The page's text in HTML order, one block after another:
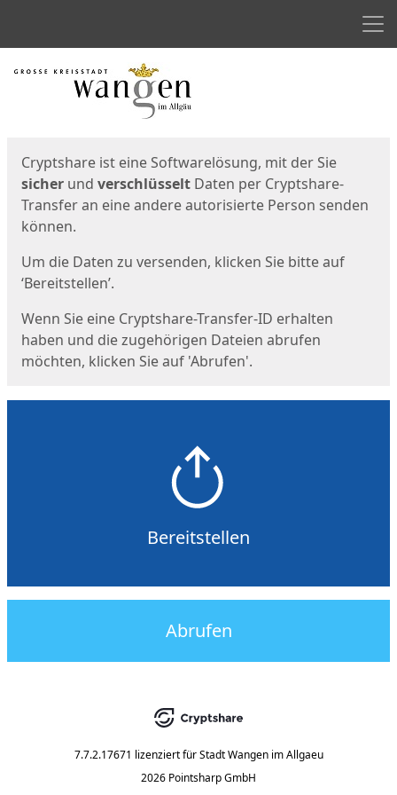
Start
Cryptshare ist eine Softwarelösung, mit der Sie
sicher und verschlüsselt Daten per Cryptshare-
Transfer an eine andere autorisierte Person senden
können.
Um die Daten zu versenden, klicken Sie bitte auf
‘Bereitstellen’.
Wenn Sie eine Cryptshare-Transfer-ID erhalten
haben und die zugehörigen Dateien abrufen
möchten, klicken Sie auf 'Abrufen'.
Bereitstellen
Abrufen
7.7.2.17671 lizenziert für Stadt Wangen im Allgaeu
2026 Pointsharp GmbH